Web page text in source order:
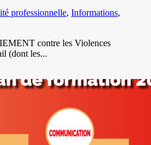
professionnelle, Informations,
contre les Violences
(dont les...